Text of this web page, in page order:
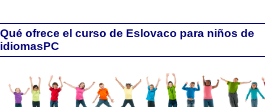
Qué ofrece el curso de Eslovaco para niños de
idiomasPC